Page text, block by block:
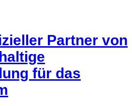
Partner von
für das